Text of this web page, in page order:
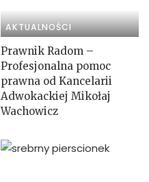
AKTUALNOŚCI
Prawnik Radom –
Profesjonalna pomoc
prawna od Kancelarii
Adwokackiej Mikołaj
Wachowicz